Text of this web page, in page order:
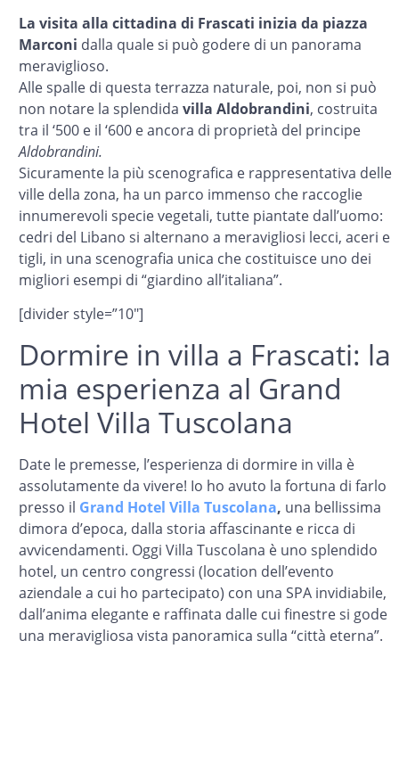
La visita alla cittadina di Frascati inizia da piazza
Marconi dalla quale si può godere di un panorama
meraviglioso.
Alle spalle di questa terrazza naturale, poi, non si può
non notare la splendida villa Aldobrandini, costruita
tra il ‘500 e il ‘600 e ancora di proprietà del principe
Aldobrandini.
Sicuramente la più scenografica e rappresentativa delle
ville della zona, ha un parco immenso che raccoglie
innumerevoli specie vegetali, tutte piantate dall’uomo:
cedri del Libano si alternano a meravigliosi lecci, aceri e
tigli, in una scenografia unica che costituisce uno dei
migliori esempi di “giardino all’italiana”.
[divider style=”10″]
Dormire in villa a Frascati: la
mia esperienza al Grand
Hotel Villa Tuscolana
Date le premesse, l’esperienza di dormire in villa è
assolutamente da vivere! Io ho avuto la fortuna di farlo
presso il Grand Hotel Villa Tuscolana, una bellissima
dimora d’epoca, dalla storia affascinante e ricca di
avvicendamenti. Oggi Villa Tuscolana è uno splendido
hotel, un centro congressi (location dell’evento
aziendale a cui ho partecipato) con una SPA invidiabile,
dall’anima elegante e raffinata dalle cui finestre si gode
una meravigliosa vista panoramica sulla “città eterna”.